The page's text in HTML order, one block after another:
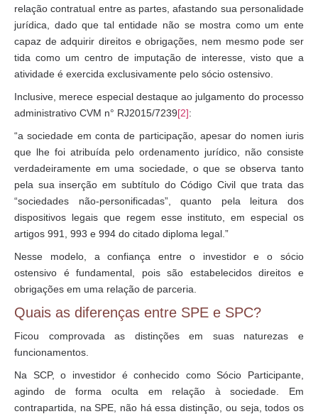
relação contratual entre as partes, afastando sua personalidade
jurídica, dado que tal entidade não se mostra como um ente
capaz de adquirir direitos e obrigações, nem mesmo pode ser
tida como um centro de imputação de interesse, visto que a
atividade é exercida exclusivamente pelo sócio ostensivo.
Inclusive, merece especial destaque ao julgamento do processo
administrativo CVM n° RJ2015/7239[2]:
“a sociedade em conta de participação, apesar do nomen iuris
que lhe foi atribuída pelo ordenamento jurídico, não consiste
verdadeiramente em uma sociedade, o que se observa tanto
pela sua inserção em subtítulo do Código Civil que trata das
“sociedades não-personificadas”, quanto pela leitura dos
dispositivos legais que regem esse instituto, em especial os
artigos 991, 993 e 994 do citado diploma legal.”
Nesse modelo, a confiança entre o investidor e o sócio
ostensivo é fundamental, pois são estabelecidos direitos e
obrigações em uma relação de parceria.
Quais as diferenças entre SPE e SPC?
Ficou comprovada as distinções em suas naturezas e
funcionamentos.
Na SCP, o investidor é conhecido como Sócio Participante,
agindo de forma oculta em relação à sociedade. Em
contrapartida, na SPE, não há essa distinção, ou seja, todos os